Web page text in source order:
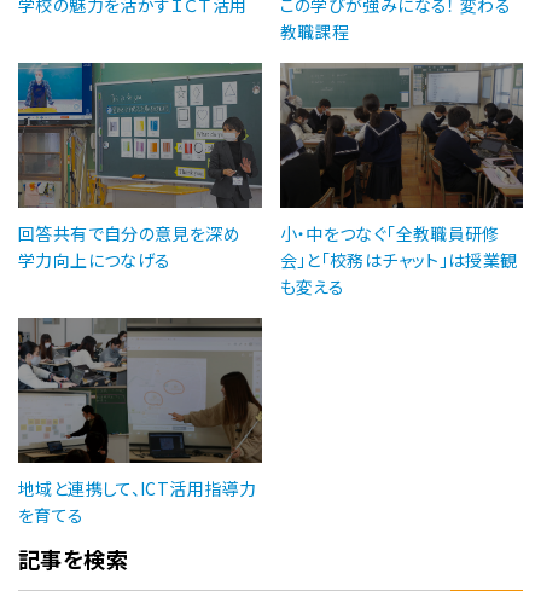
教職課程
回答共有で自分の意見を深め
学力向上につなげる
小・中をつなぐ「全教職員研修
会」と「校務はチャット」は授業観
も変える
地域と連携して、ICT活用指導力
を育てる
記事を検索